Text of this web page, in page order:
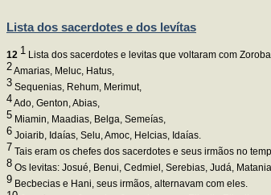
Lista dos sacerdotes e dos levítas
12 1 Lista dos sacerdotes e levitas que voltaram com
2Amarias, Meluc, Hatus,
3 Sequenias, Rehum, Merimut,
4Ado, Genton, Abias,
5 Miamin, Maadias, Belga, Semeías,
6 Joiarib, Idaías, Selu, Amoc, Helcias, Idaías.
7 Tais eram os chefes dos sacerdotes e seus irmãos no
8 Os levitas: Josué, Benui, Cedmiel, Serebias, Judá,
9 Becbecias e Hani, seus irmãos, alternavam com eles.